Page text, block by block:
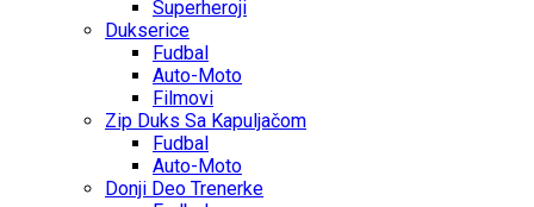
Superheroji
Dukserice
Fudbal
Auto-Moto
Filmovi
Zip Duks Sa Kapuljačom
Fudbal
Auto-Moto
Donji Deo Trenerke